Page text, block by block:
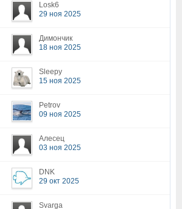
Losk6
29 ноя 2025
Димончик
18 ноя 2025
Sleepy
15 ноя 2025
Petrov
09 ноя 2025
Алесец
03 ноя 2025
DNK
29 окт 2025
Svarga